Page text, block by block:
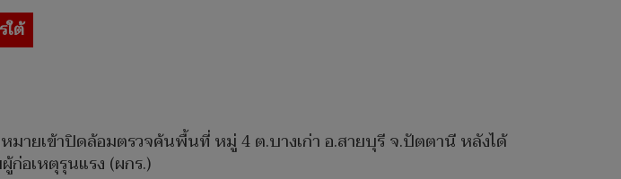
ใต้
มายเข้าปิดล้อมตรวจค้นพื้นที่ หมู่ 4 ต.บางเก่า อ.สายบุรี จ.ปัตตานี หลังได้
อเหตุรุนแรง (ผกร.)